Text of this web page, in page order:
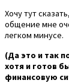
Хочу тут
общение мне
легком минусе.
(Да это и так
хотя и готов
финансовую